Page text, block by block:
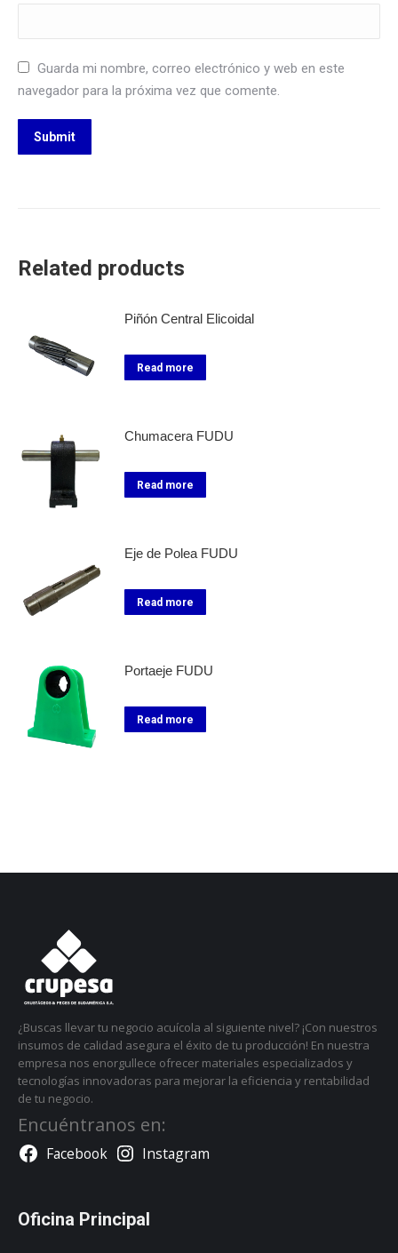
Guarda mi nombre, correo electrónico y web en este
navegador para la próxima vez que comente.
Related products
Piñón Central Elicoidal
Read more
Chumacera FUDU
Read more
Eje de Polea FUDU
Read more
Portaeje FUDU
Read more
¿Buscas llevar tu negocio acuícola al siguiente nivel? ¡Con nuestros
insumos de calidad asegura el éxito de tu producción! En nuestra
empresa nos enorgullece ofrecer materiales especializados y
tecnologías innovadoras para mejorar la eficiencia y rentabilidad
de tu negocio.
Encuéntranos en:
Facebook Instagram
Oficina Principal